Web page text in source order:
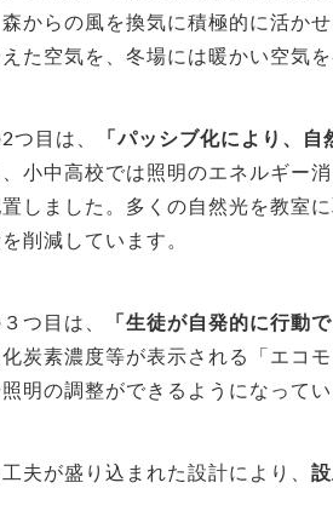
からの風を換気に積極的に活か
た空気を、冬場には暖かい空気
つ目は、
「パッシブ化により、
小中高校では照明のエネルギー
しました。多くの自然光を教室
削減しています。
つ目は、
「生徒が自発的に行動
炭素濃度等が表示される「エコ
明の調整ができるようになって
夫が盛り込まれた設計により、